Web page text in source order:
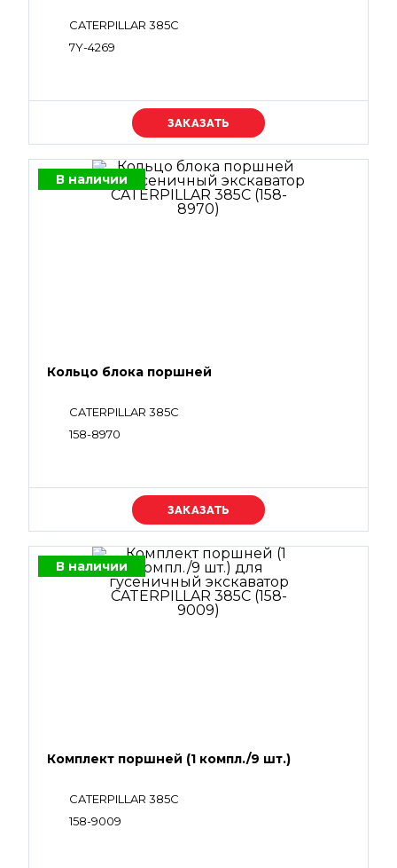
CATERPILLAR 385C
7Y-4269
Уточняйте цену
В наличии
Кольцо блока поршней
CATERPILLAR 385C
158-8970
Уточняйте цену
В наличии
Комплект поршней (1 компл./9 шт.)
CATERPILLAR 385C
158-9009